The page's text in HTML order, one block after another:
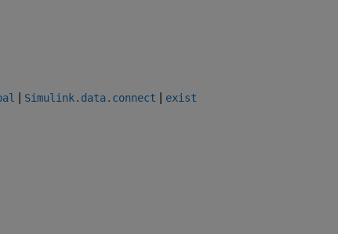
Simulink.data.connect exist